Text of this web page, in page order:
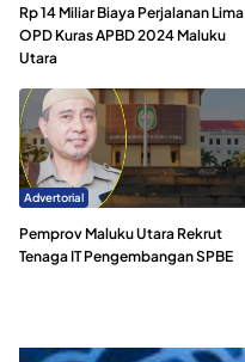
Rp 14 Miliar Biaya Perjalanan Lima
OPD Kuras APBD 2024 Maluku
Utara
Advertorial
Pemprov Maluku Utara Rekrut
Tenaga IT Pengembangan SPBE